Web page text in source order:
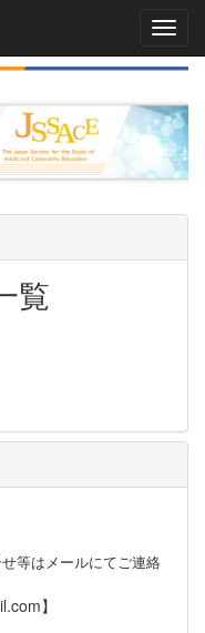
覧
等はメールにてご連絡
】